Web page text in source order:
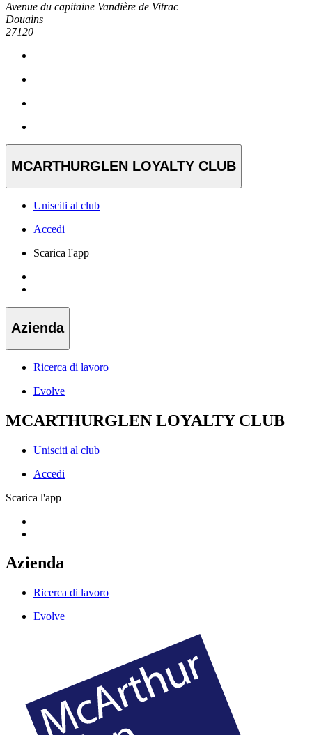
Avenue du capitaine Vandière de Vitrac
Douains
27120
MCARTHURGLEN LOYALTY CLUB
Unisciti al club
Accedi
Scarica l'app
Azienda
Ricerca di lavoro
Evolve
MCARTHURGLEN LOYALTY CLUB
Unisciti al club
Accedi
Scarica l'app
Azienda
Ricerca di lavoro
Evolve